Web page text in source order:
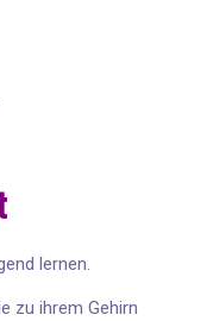
lernen.
zu ihrem Gehirn